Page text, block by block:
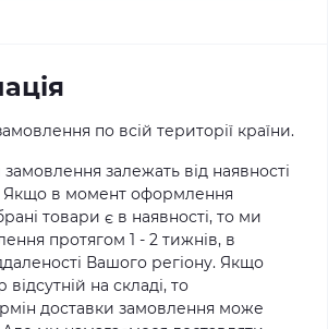
по всій території країни.
залежать від наявності
Якщо в момент оформлення
товари є в наявності, то ми
протягом 1 - 2 тижнів, в
Вашого регіону. Якщо
на складі, то
доставки замовлення може